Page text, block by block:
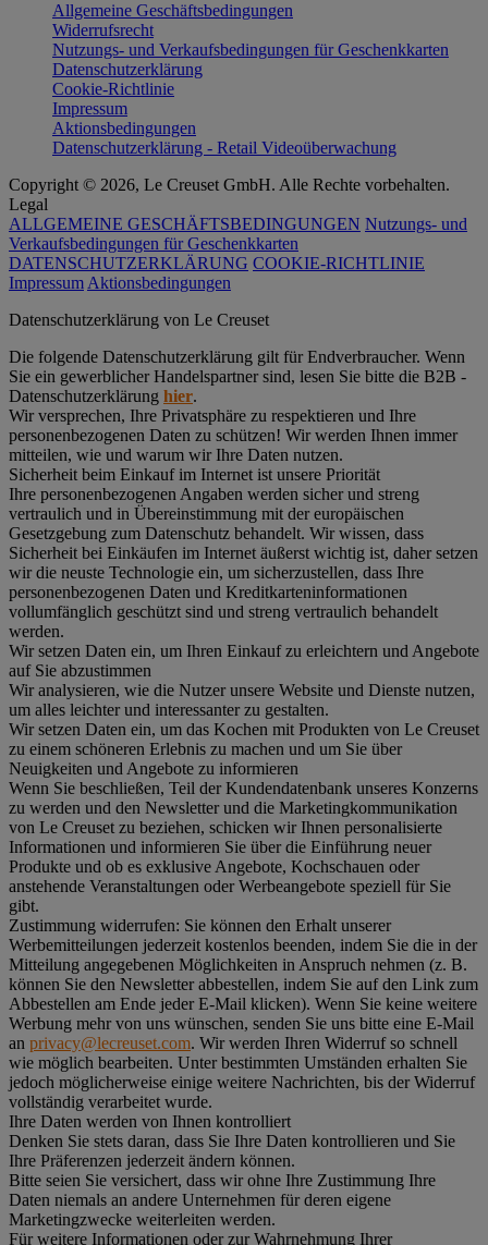
Allgemeine Geschäftsbedingungen
Widerrufsrecht
Nutzungs- und Verkaufsbedingungen für Geschenkkarten
Datenschutzerklärung
Cookie-Richtlinie
Impressum
Aktionsbedingungen
Datenschutzerklärung - Retail Videoüberwachung
Copyright © 2026, Le Creuset GmbH. Alle Rechte vorbehalten.
Legal
ALLGEMEINE GESCHÄFTSBEDINGUNGEN Nutzungs- und
Verkaufsbedingungen für Geschenkkarten
DATENSCHUTZERKLÄRUNG COOKIE-RICHTLINIE
ImpressumAktionsbedingungen
Datenschutz­erklärung von Le Creuset
Die folgende Datenschutzerklärung gilt für Endverbraucher. Wenn
Sie ein gewerblicher Handelspartner sind, lesen Sie bitte die B2B -
Datenschutzerklärung hier.
Wir versprechen, Ihre Privatsphäre zu respektieren und Ihre
personenbezogenen Daten zu schützen! Wir werden Ihnen immer
mitteilen, wie und warum wir Ihre Daten nutzen.
Sicherheit beim Einkauf im Internet ist unsere Priorität
Ihre personenbezogenen Angaben werden sicher und streng
vertraulich und in Übereinstimmung mit der europäischen
Gesetzgebung zum Datenschutz behandelt. Wir wissen, dass
Sicherheit bei Einkäufen im Internet äußerst wichtig ist, daher setzen
wir die neuste Technologie ein, um sicherzustellen, dass Ihre
personenbezogenen Daten und Kreditkarteninformationen
vollumfänglich geschützt sind und streng vertraulich behandelt
werden.
Wir setzen Daten ein, um Ihren Einkauf zu erleichtern und Angebote
auf Sie abzustimmen
Wir analysieren, wie die Nutzer unsere Website und Dienste nutzen,
um alles leichter und interessanter zu gestalten.
Wir setzen Daten ein, um das Kochen mit Produkten von Le Creuset
zu einem schöneren Erlebnis zu machen und um Sie über
Neuigkeiten und Angebote zu informieren
Wenn Sie beschließen, Teil der Kundendatenbank unseres Konzerns
zu werden und den Newsletter und die Marketingkommunikation
von Le Creuset zu beziehen, schicken wir Ihnen personalisierte
Informationen und informieren Sie über die Einführung neuer
Produkte und ob es exklusive Angebote, Kochschauen oder
anstehende Veranstaltungen oder Werbeangebote speziell für Sie
gibt.
Zustimmung widerrufen: Sie können den Erhalt unserer
Werbemitteilungen jederzeit kostenlos beenden, indem Sie die in der
Mitteilung angegebenen Möglichkeiten in Anspruch nehmen (z. B.
können Sie den Newsletter abbestellen, indem Sie auf den Link zum
Abbestellen am Ende jeder E-Mail klicken). Wenn Sie keine weitere
Werbung mehr von uns wünschen, senden Sie uns bitte eine E-Mail
an privacy@lecreuset.com. Wir werden Ihren Widerruf so schnell
wie möglich bearbeiten. Unter bestimmten Umständen erhalten Sie
jedoch möglicherweise einige weitere Nachrichten, bis der Widerruf
vollständig verarbeitet wurde.
Ihre Daten werden von Ihnen kontrolliert
Denken Sie stets daran, dass Sie Ihre Daten kontrollieren und Sie
Ihre Präferenzen jederzeit ändern können.
Bitte seien Sie versichert, dass wir ohne Ihre Zustimmung Ihre
Daten niemals an andere Unternehmen für deren eigene
Marketingzwecke weiterleiten werden.
Für weitere Informationen oder zur Wahrnehmung Ihrer